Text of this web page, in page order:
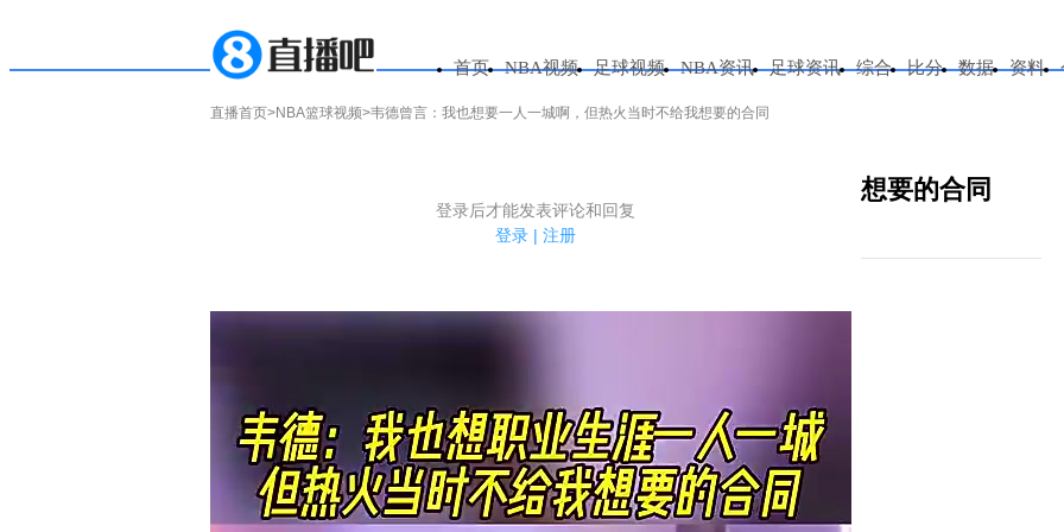
首页 NBA视频 足球视频 NBA资讯 足球资讯 综合 比分 数据 资料
直播首页>NBA篮球视频>韦德曾言：我也想要一人一城啊，但热火当时不给我想要的合同
韦德曾言：我也想要一人一城啊，但热火当时不给我想要的合同
篮球那些事儿
登录后才能发表评论和回复
登录 | 注册
1.电脑端新用户可以发表评论了！